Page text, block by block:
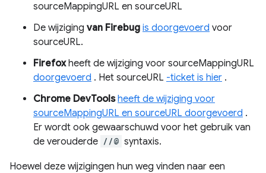
sourceMappingURL en sourceURL
De wijziging van Firebug is doorgevoerd voor
sourceURL.
Firefoxheeft de wijziging voor sourceMappingURL
doorgevoerd . Het sourceURL -ticket is hier .
Chrome DevTools heeft de wijziging voor
sourceMappingURL en sourceURL doorgevoerd .
Er wordt ook gewaarschuwd voor het gebruik van
de verouderde //@ syntaxis.
Hoewel deze wijzigingen hun weg vinden naar een